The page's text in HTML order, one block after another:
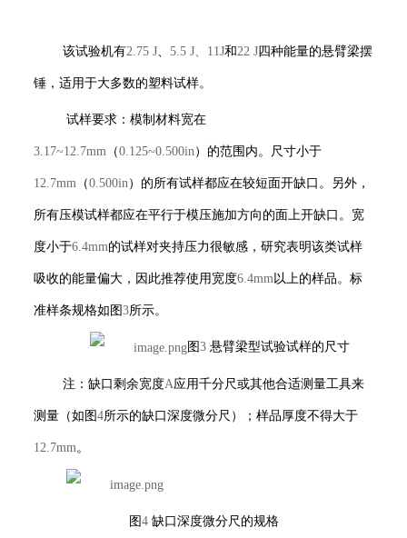
该试验机有2.75 J 、5.5 J、11J和22 J四种能量的悬臂梁摆
锤，适用于大多数的塑料试样。
试样要求：模制材料宽在
3.17~12.7mm （0.125~0.500in ）的范围内。尺寸小于
12.7mm （0.500in ）的所有试样都应在较短面开缺口。另外，
所有压模试样都应在平行于模压施加方向的面上开缺口。宽
度小于6.4mm的试样对夹持压力很敏感，研究表明该类试样
吸收的能量偏大，因此推荐使用宽度6.4mm 以上的样品。标
准样条规格如图3所示。
图3 悬臂梁型试验试样的尺寸
注：缺口剩余宽度A应用千分尺或其他合适测量工具来
测量（如图4所示的缺口深度微分尺）；样品厚度不得大于
12.7mm 。
图 4 缺口深度微分尺的规格